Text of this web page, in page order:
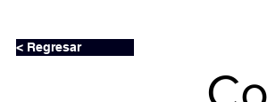
< Regresar